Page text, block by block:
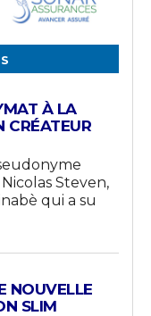
À LA
CRÉATEUR
Steven,
qui a su
NOUVELLE
SLIM